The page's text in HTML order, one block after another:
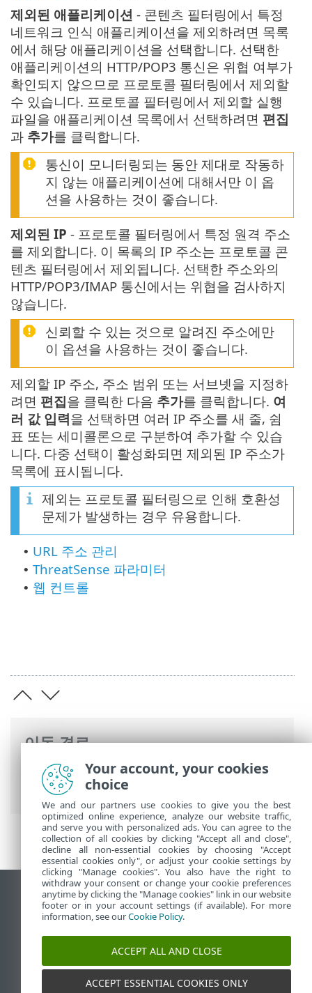
이동 경로
ESET 온라인 도움말>ESET Server Security
고급 설정>보호
제외된 애플리케이션 - 콘텐츠 필터링에서 특정
네트워크 인식 애플리케이션을 제외하려면 목록
에서 해당 애플리케이션을 선택합니다. 선택한
애플리케이션의 HTTP/POP3 통신은 위협 여부가
확인되지 않으므로 프로토콜 필터링에서 제외할
수 있습니다. 프로토콜 필터링에서 제외할 실행
파일을 애플리케이션 목록에서 선택하려면 편집
과 추가를 클릭합니다.
통신이 모니터링되는 동안 제대로 작동하
지 않는 애플리케이션에 대해서만 이 옵
션을 사용하는 것이 좋습니다.
제외된 IP - 프로토콜 필터링에서 특정 원격 주소
를 제외합니다. 이 목록의 IP 주소는 프로토콜 콘
텐츠 필터링에서 제외됩니다. 선택한 주소와의
HTTP/POP3/IMAP 통신에서는 위협을 검사하지
않습니다.
신뢰할 수 있는 것으로 알려진 주소에만
이 옵션을 사용하는 것이 좋습니다.
제외할 IP 주소, 주소 범위 또는 서브넷을 지정하
려면 편집을 클릭한 다음 추가를 클릭합니다. 여
러 값 입력을 선택하면 여러 IP 주소를 새 줄, 쉼
표 또는 세미콜론으로 구분하여 추가할 수 있습
니다. 다중 선택이 활성화되면 제외된 IP 주소가
목록에 표시됩니다.
제외는 프로토콜 필터링으로 인해 호환성
문제가 발생하는 경우 유용합니다.
• URL 주소 관리
• ThreatSense 파라미터
• 웹 컨트롤
데스크톱 사이트 보기
End of Life
ESET 지식 베이스
ESET Status Portal
Your account, your cookies
choice
We and our partners use cookies to give you the best
optimized online experience, analyze our website traffic,
and serve you with personalized ads. You can agree to the
collection of all cookies by clicking "Accept all and close",
decline all non-essential cookies by choosing "Accept
essential cookies only", or adjust your cookie settings by
clicking "Manage cookies". You also have the right to
withdraw your consent or change your cookie preferences
anytime by clicking the "Manage cookies" link in our website
footer or in your account settings (if available). For more
information, see ourCookie Policy.
ACCEPT ALL AND CLOSE
ACCEPT ESSENTIAL COOKIES ONLY